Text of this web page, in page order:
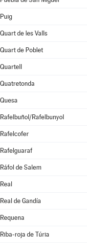
Puig
Quart de les Valls
Quart de Poblet
Quartell
Quatretonda
Quesa
Rafelbuñol/Rafelbunyol
Rafelcofer
Rafelguaraf
Ráfol de Salem
Real
Real de Gandía
Requena
Riba-roja de Túria